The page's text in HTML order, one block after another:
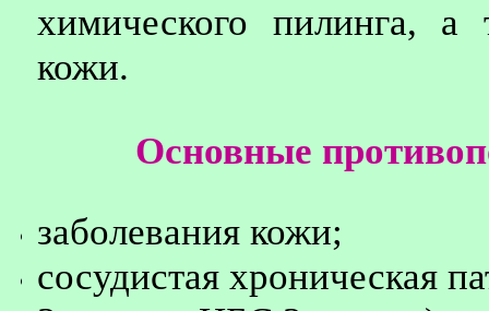
химического пилинга,
кожи.
Основные
заболевания кожи;
сосудистая хроническая